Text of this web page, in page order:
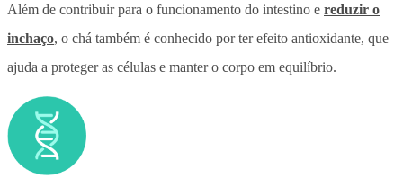
Além de contribuir para o funcionamento do intestino e reduzir o
inchaço, o chá também é conhecido por ter efeito antioxidante, que
ajuda a proteger as células e manter o corpo em equilíbrio.